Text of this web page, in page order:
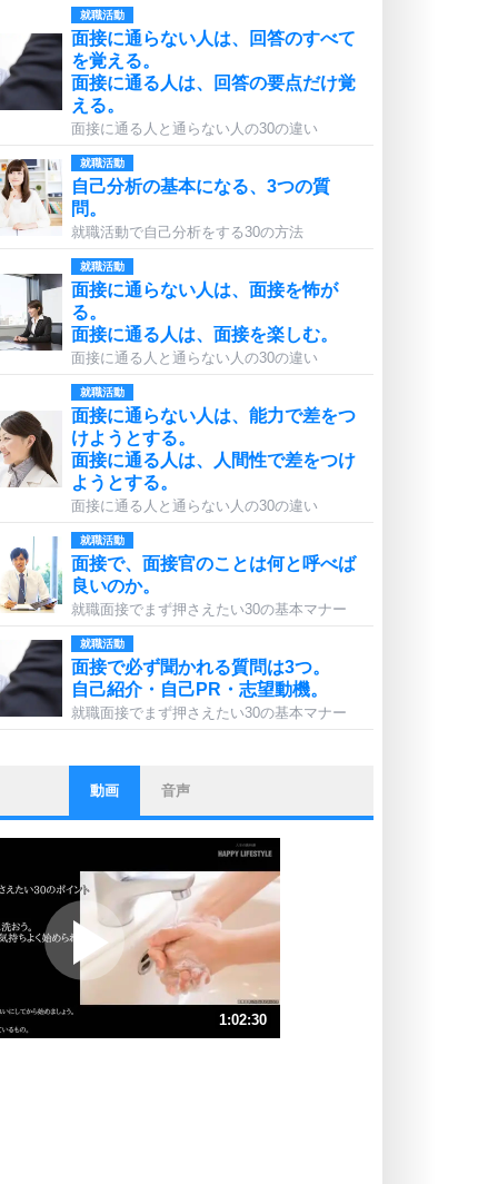
就職活動
面接に通らない人は、回答のすべて
を覚える。
面接に通る人は、回答の要点だけ覚
える。
面接に通る人と通らない人の30の違い
就職活動
自己分析の基本になる、3つの質
問。
就職活動で自己分析をする30の方法
就職活動
面接に通らない人は、面接を怖が
る。
面接に通る人は、面接を楽しむ。
面接に通る人と通らない人の30の違い
就職活動
面接に通らない人は、能力で差をつ
けようとする。
面接に通る人は、人間性で差をつけ
ようとする。
面接に通る人と通らない人の30の違い
就職活動
面接で、面接官のことは何と呼べば
良いのか。
就職面接でまず押さえたい30の基本マナー
就職活動
面接で必ず聞かれる質問は3つ。
自己紹介・自己PR・志望動機。
就職面接でまず押さえたい30の基本マナー
ストレス対策
他人と比べない。
いっそのこと、他人を見ない。
プラス思考
ポジティブになれない原因は、行動
しないから。
ポジティブ思考になる30の方法
ストレス対策
動画 音声
1:02:30